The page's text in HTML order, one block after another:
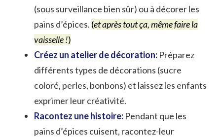
(sous surveillance bien sûr) ou à décorer les
pains d’épices. (et après tout ça, même faire la
vaisselle !)
Créez un atelier de décoration: Préparez
différents types de décorations (sucre
coloré, perles, bonbons) et laissez les enfants
exprimer leur créativité.
Racontez une histoire: Pendant que les
pains d’épices cuisent, racontez-leur